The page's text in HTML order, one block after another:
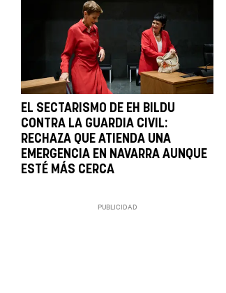
EL SECTARISMO DE EH BILDU
CONTRA LA GUARDIA CIVIL:
RECHAZA QUE ATIENDA UNA
EMERGENCIA EN NAVARRA AUNQUE
ESTÉ MÁS CERCA